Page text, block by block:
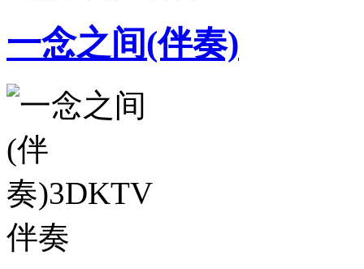
一念之间(伴奏)